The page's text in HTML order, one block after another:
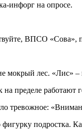
инфорг на опросе.
ВПСО «Сова»,
лес. «Лис»
пределе работают
тревожное:
подростка.